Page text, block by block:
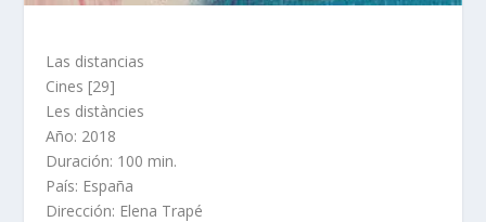
Las distancias
Cines [29]
Les distàncies
Año: 2018
Duración: 100 min.
País: España
Dirección: Elena Trapé